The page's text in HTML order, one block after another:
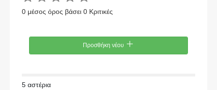
0 μέσος όρος βάσει 0 Κριτικές
Προσθήκη νέου
5 αστέρια